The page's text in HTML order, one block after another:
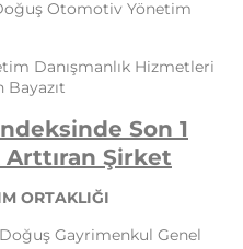
Otomotiv Yönetim
Danışmanlık Hizmetleri
Bayazıt
Son 1
Arttıran Şirket
ORTAKLIĞI
Gayrimenkul Genel